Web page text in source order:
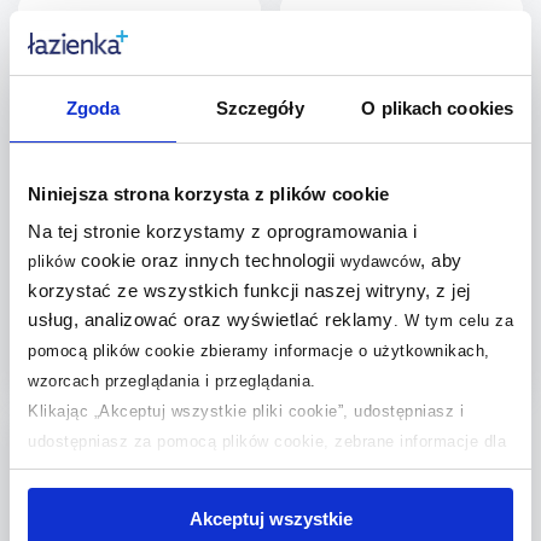
Zgoda Szczegóły O plikach cookies
Niniejsza strona korzysta z plików cookie
Na tej stronie korzystamy z oprogramowania i
plikówcookie oraz innych technologii wydawców, aby
korzystać ze wszystkich funkcji naszej witryny, z jej
usług, analizować oraz wyświetlać reklamy. W tym celu za
pomocą plików cookie zbieramy informacje o użytkownikach,
wzorcach przeglądania i przeglądania.
Klikając „Akceptuj wszystkie pliki cookie”, udostępniasz i
udostępniasz za pomocą plików cookie, zebrane informacje dla
użytkowników zewnętrznych, a także nasi partnerzy reklamowi.
jednak, że zablokowane niektóre pliki cookie mogą mieć wpływ
Akceptuj wszystkie
porównania porównania
Keuco zestaw podstawowy
59953002170
2 280 zł
Cena kat.:
Do koszyka
Dodaj do
porównania
baterii nawannowej
51130000070
6 569, 99
8 613,27 zł
Do koszyka
Dodaj do
porównania